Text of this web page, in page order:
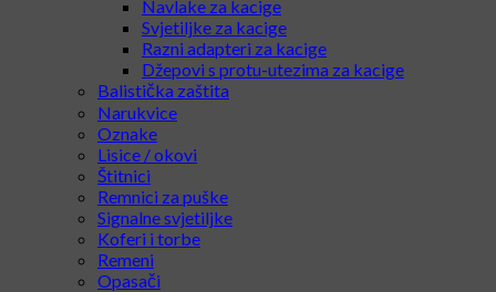
Navlake za kacige
Svjetiljke za kacige
Razni adapteri za kacige
Džepovi s protu-utezima za kacige
Balistička zaštita
Narukvice
Oznake
Lisice / okovi
Štitnici
Remnici za puške
Signalne svjetiljke
Koferi i torbe
Remeni
Opasači